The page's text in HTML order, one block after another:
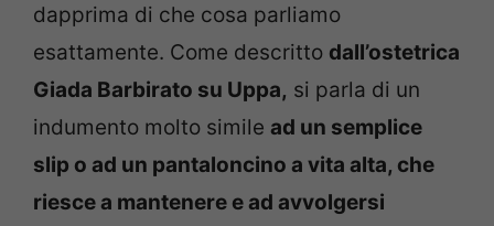
dapprima di che cosa parliamo
esattamente. Come descritto dall’ostetrica
Giada Barbirato su Uppa, si parla di un
indumento molto simile ad un semplice
slip o ad un pantaloncino a vita alta, che
riesce a mantenere e ad avvolgersi